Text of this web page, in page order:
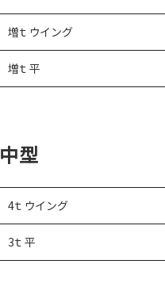
増ｔウイング
増ｔ平
中型
4ｔウイング
3ｔ平